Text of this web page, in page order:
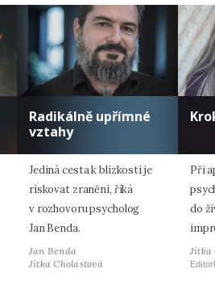
Radikálně upřímné
vztahy
Jediná cesta k blízkosti je
riskovat zranění, říká
v rozhovoru psycholog
Jan Benda.
Jan Benda
Jitka Cholastová
Při
do
Jitka